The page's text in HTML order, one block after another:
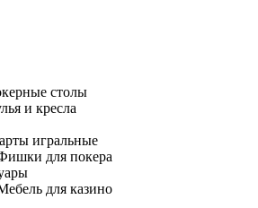
столы
и кресла
игральные
для покера
для казино